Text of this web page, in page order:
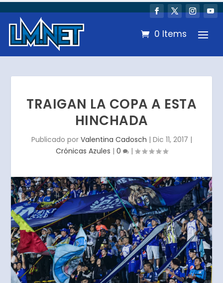
0 Items
TRAIGAN LA COPA A ESTA
HINCHADA
Publicado por Valentina Cadosch | Dic 11, 2017 |
Crónicas Azules | 0 |